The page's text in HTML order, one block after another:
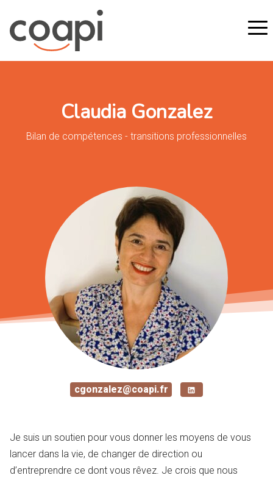
Claudia Gonzalez
Bilan de compétences - transitions professionnelles
cgonzalez@coapi.fr
Je suis un soutien pour vous donner les moyens de vous
lancer dans la vie, de changer de direction ou
d’entreprendre ce dont vous rêvez. Je crois que nous